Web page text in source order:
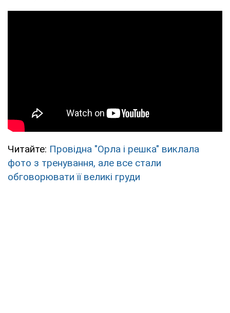
Читайте: Провідна "Орла і решка" виклала
фото з тренування, але все стали
обговорювати її великі груди